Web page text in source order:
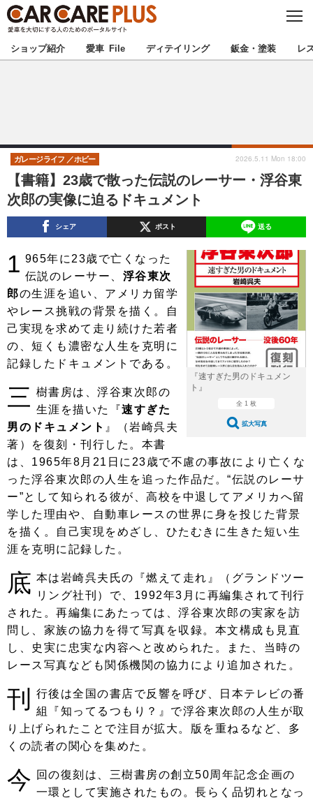
C
S
E
★カーケアプラス認定★ 厳選プロショップを地域から探す
甲信越 北陸
東海 関西
中国 四国
九州 沖縄
注目の記事
ショップレポート 愛車 File
自動車豆知識 ストップ！不具合修理＆粗悪修理
ディテイリング
ディテイリング 洗車
コーティング
フィルム・ラッピング
鈑金・塗装
防錆
ストップ 不具合修理＆粗悪修理
カーメーカー「旧車」関連プロジェ
クト
コラム
ショップ紹介
ショップレポート
レストア
カーメーカー「旧車」関連プロジ
ェクト
コラム
インタビュー
イベント
イベント告知 イベントレポート
ショップ紹介 愛車 File ディテイリング 鈑金・塗装 レ
【書籍】23歳で散った伝説のレーサー・浮谷東
次郎の実像に迫るドキュメント
ガレージライフ ホビー 2026.5.11 Mon 18:00
シェア ポスト 送る
『速すぎた男のドキュメン
ト』
全 1 枚
拡大写真
1 965年に23歳で亡くなった
伝説のレーサー、 浮谷東次
郎の生涯を追い、アメリカ留学
やレース挑戦の背景を描く。自
己実現を求めて走り続けた若者
の、短くも濃密な人生を克明に
記録したドキュメントである。
三 樹書房は、浮谷東次郎の
生涯を描いた『速すぎた
男のドキュメント 』（岩崎呉夫
著）を復刻・刊行した。本書
は、1965年8月21日に23歳で不慮の事故により亡くな
った浮谷東次郎の人生を追った作品だ。“伝説のレーサ
ー”として知られる彼が、高校を中退してアメリカへ留
学した理由や、自動車レースの世界に身を投じた背景
を描く。自己実現をめざし、ひたむきに生きた短い生
涯を克明に記録した。
底 本は岩崎呉夫氏の『燃えて走れ』（グランドツー
リング社刊）で、1992年3月に再編集されて刊行
された。再編集にあたっては、浮谷東次郎の実家を訪
問し、家族の協力を得て写真を収録。本文構成も見直
し、史実に忠実な内容へと改められた。また、当時の
レース写真なども関係機関の協力により追加された。
刊
行後は全国の書店で反響を呼び、日本テレビの番
組『知ってるつもり？』で浮谷東次郎の人生が取
り上げられたことで注目が拡大。版を重ねるなど、多
くの読者の関心を集めた。
今 回の復刻は、三樹書房の創立50周年記念企画の
一環として実施されたもの。長らく品切れとなっ